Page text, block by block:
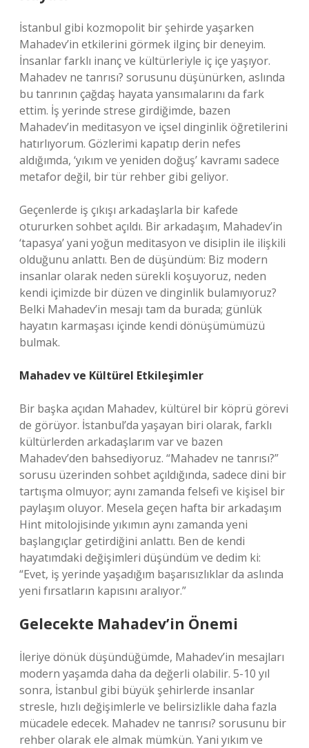
İstanbul gibi kozmopolit bir şehirde yaşarken
Mahadev’in etkilerini görmek ilginç bir deneyim.
İnsanlar farklı inanç ve kültürleriyle iç içe yaşıyor.
Mahadev ne tanrısı? sorusunu düşünürken, aslında
bu tanrının çağdaş hayata yansımalarını da fark
ettim. İş yerinde strese girdiğimde, bazen
Mahadev’in meditasyon ve içsel dinginlik öğretilerini
hatırlıyorum. Gözlerimi kapatıp derin nefes
aldığımda, ‘yıkım ve yeniden doğuş’ kavramı sadece
metafor değil, bir tür rehber gibi geliyor.
Geçenlerde iş çıkışı arkadaşlarla bir kafede
otururken sohbet açıldı. Bir arkadaşım, Mahadev’in
‘tapasya’ yani yoğun meditasyon ve disiplin ile ilişkili
olduğunu anlattı. Ben de düşündüm: Biz modern
insanlar olarak neden sürekli koşuyoruz, neden
kendi içimizde bir düzen ve dinginlik bulamıyoruz?
Belki Mahadev’in mesajı tam da burada; günlük
hayatın karmaşası içinde kendi dönüşümümüzü
bulmak.
Mahadev ve Kültürel Etkileşimler
Bir başka açıdan Mahadev, kültürel bir köprü görevi
de görüyor. İstanbul’da yaşayan biri olarak, farklı
kültürlerden arkadaşlarım var ve bazen
Mahadev’den bahsediyoruz. “Mahadev ne tanrısı?”
sorusu üzerinden sohbet açıldığında, sadece dini bir
tartışma olmuyor; aynı zamanda felsefi ve kişisel bir
paylaşım oluyor. Mesela geçen hafta bir arkadaşım
Hint mitolojisinde yıkımın aynı zamanda yeni
başlangıçlar getirdiğini anlattı. Ben de kendi
hayatımdaki değişimleri düşündüm ve dedim ki:
“Evet, iş yerinde yaşadığım başarısızlıklar da aslında
yeni fırsatların kapısını aralıyor.”
Gelecekte Mahadev’in Önemi
İleriye dönük düşündüğümde, Mahadev’in mesajları
modern yaşamda daha da değerli olabilir. 5-10 yıl
sonra, İstanbul gibi büyük şehirlerde insanlar
stresle, hızlı değişimlerle ve belirsizlikle daha fazla
mücadele edecek. Mahadev ne tanrısı? sorusunu bir
rehber olarak ele almak mümkün. Yani yıkım ve